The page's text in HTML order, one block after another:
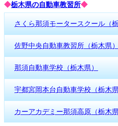
◆栃木県の自動車教習所◆
さくら那須モータースクール（栃
佐野中央自動車教習所（栃木県）
那須自動車学校（栃木県）
宇都宮岡本台自動車学校（栃木県
カーアカデミー那須高原（栃木県